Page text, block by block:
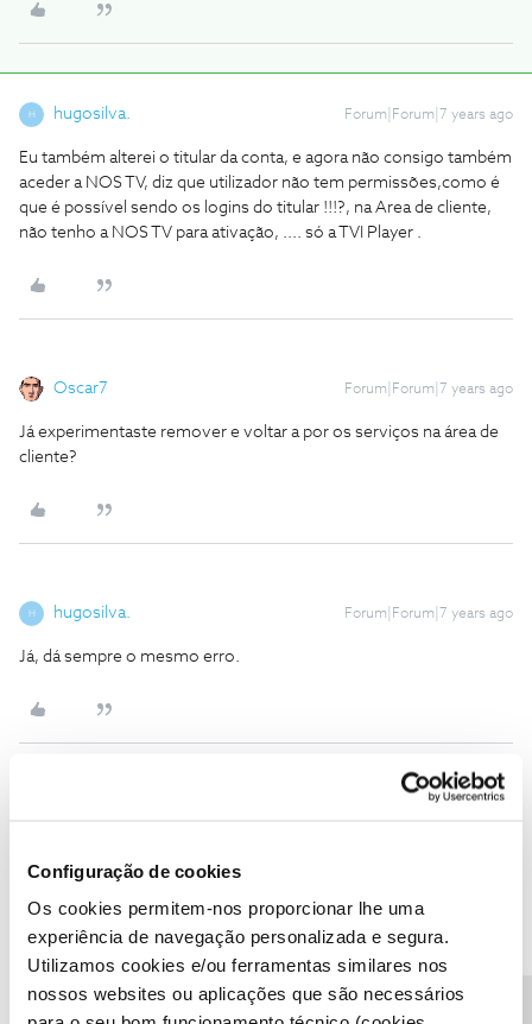
Configuração de cookies
Os cookies permitem-nos proporcionar lhe uma
experiência de navegação personalizada e segura.
Utilizamos cookies e/ou ferramentas similares nos
nossos websites ou aplicações que são necessários
H hugosilva. Forum|Forum|7 years ago
Eu também alterei o titular da conta, e agora não consigo também
aceder a NOS TV, diz que utilizador não tem permissões,como é
que é possível sendo os logins do titular !!!?, na Area de cliente,
não tenho a NOS TV para ativação, .... só a TVI Player .
Oscar7 Forum|Forum|7 years ago
Já experimentaste remover e voltar a por os serviços na área de
cliente?
H hugosilva. Forum|Forum|7 years ago
Já, dá sempre o mesmo erro.
para reportar o sucedido. Tinha apenas os serviços associados
mas não me tinham ativado ou dado permissão na utilização das
aplicações. Ficou resolvido no momento.